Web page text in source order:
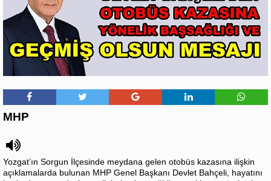
MHP
Yozgat’ın Sorgun İlçesinde meydana gelen otobüs kazasına ilişkin
açıklamalarda bulunan MHP Genel Başkanı Devlet Bahçeli, hayatını